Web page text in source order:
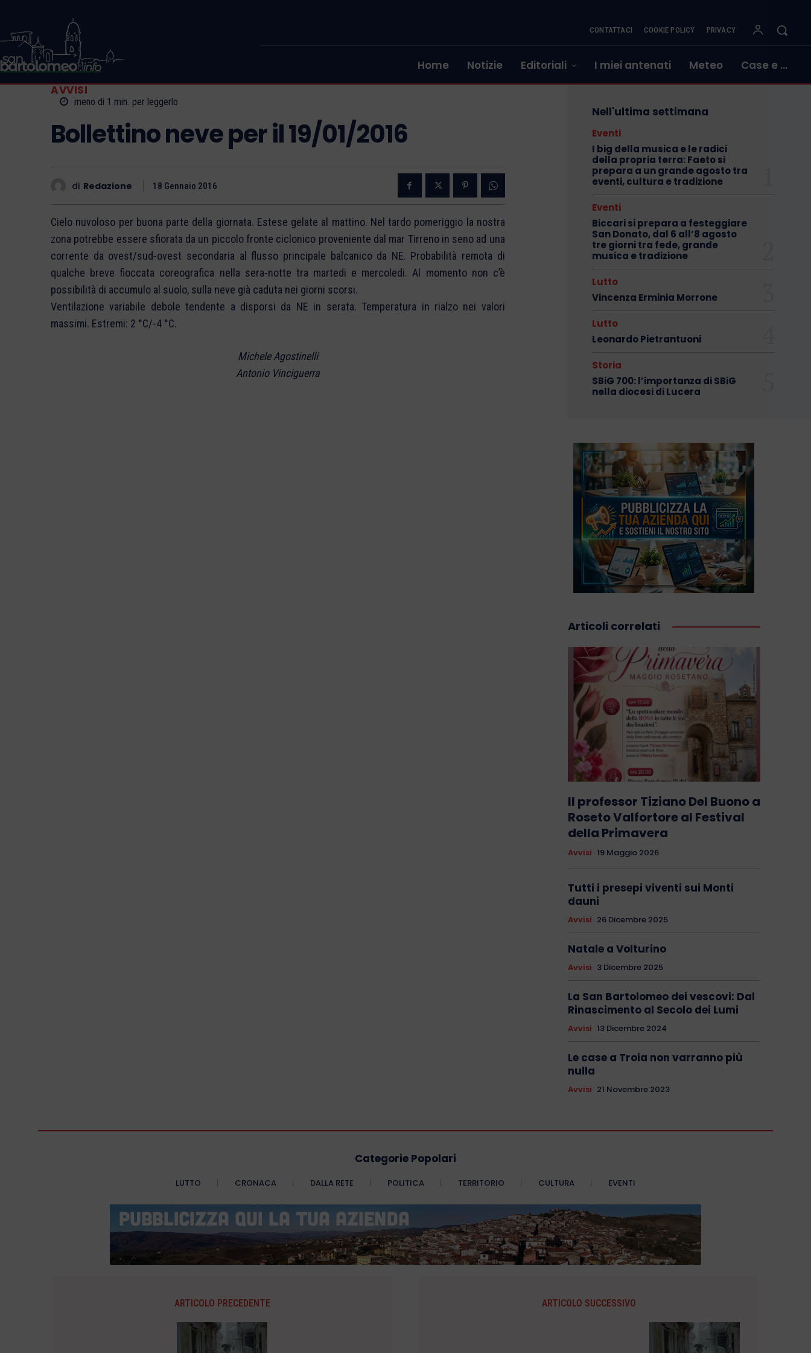
CONTATTACI COOKIE POLICY PRIVACY
Home Notizie Editoriali I miei antenati Meteo
Case e …
AVVISI
meno di 1 min. per leggerlo
Bollettino neve per il 19/01/2016
di Redazione 18 Gennaio 2016
Cielo nuvoloso per buona parte della giornata. Estese gelate al mattino. Nel tardo pomeriggio la nostra
zona potrebbe essere sfiorata da un piccolo fronte ciclonico proveniente dal mar Tirreno in seno ad una
corrente da ovest/sud-ovest secondaria al flusso principale balcanico da NE. Probabilità remota di
qualche breve fioccata coreografica nella sera-notte tra martedi e mercoledi. Al momento non c’è
possibilità di accumulo al suolo, sulla neve già caduta nei giorni scorsi.
Ventilazione variabile debole tendente a disporsi da NE in serata. Temperatura in rialzo nei valori
massimi. Estremi: 2 °C/-4 °C.
Michele Agostinelli
Antonio Vinciguerra
Nell'ultima settimana
Eventi
I big della musica e le radici
della propria terra: Faeto si
prepara a un grande agosto tra
eventi, cultura e tradizione
Eventi
Biccari si prepara a festeggiare
San Donato, dal 6 all’8 agosto
tre giorni tra fede, grande
musica e tradizione
Lutto
Vincenza Erminia Morrone
Lutto
Leonardo Pietrantuoni
Storia
SBiG 700: l’importanza di SBiG
nella diocesi di Lucera
Articoli correlati
Il professor Tiziano Del Buono a
Roseto Valfortore al Festival
della Primavera
Avvisi 19 Maggio 2026
Tutti i presepi viventi sui Monti
dauni
Avvisi 26 Dicembre 2025
Natale a Volturino
Avvisi 3 Dicembre 2025
La San Bartolomeo dei vescovi: Dal
Rinascimento al Secolo dei Lumi
Avvisi 13 Dicembre 2024
Le case a Troia non varranno più
nulla
Avvisi 21 Novembre 2023
Categorie Popolari
LUTTO CRONACA DALLA RETE POLITICA TERRITORIO CULTURA EVENTI
ARTICOLO PRECEDENTE ARTICOLO SUCCESSIVO